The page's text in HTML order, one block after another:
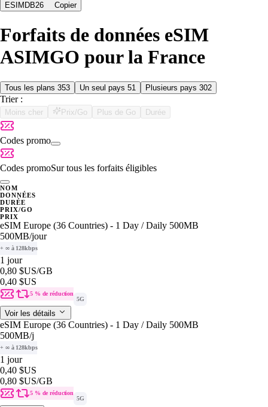
ESIMDB26 Copier
Forfaits de données eSIM
ASIMGO pour la France
Tous les plans 353 Un seul pays 51 Plusieurs pays 302
Trier :
Moins cher Prix/Go Plus de Go Durée
Codes promo
Codes promoSur tous les forfaits éligibles
NOM
DONNÉES
DURÉE
PRIX/GO
PRIX
eSIM Europe (36 Countries) - 1 Day / Daily 500MB
500MB/jour
+ ∞ à 128kbps
1 jour
0,80 $US/GB
0,40 $US
5 % de réduction
5G
Voir les détails
eSIM Europe (36 Countries) - 1 Day / Daily 500MB
500MB/j
+ ∞ à 128kbps
1 jour
0,40 $US
0,80 $US/GB
5 % de réduction
5G